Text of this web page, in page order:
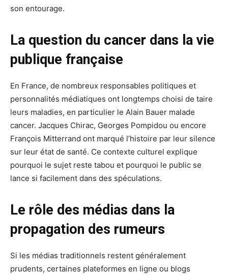
son entourage.
La question du cancer dans la vie
publique française
En France, de nombreux responsables politiques et
personnalités médiatiques ont longtemps choisi de taire
leurs maladies, en particulier le Alain Bauer malade
cancer. Jacques Chirac, Georges Pompidou ou encore
François Mitterrand ont marqué l’histoire par leur silence
sur leur état de santé. Ce contexte culturel explique
pourquoi le sujet reste tabou et pourquoi le public se
lance si facilement dans des spéculations.
Le rôle des médias dans la
propagation des rumeurs
Si les médias traditionnels restent généralement
prudents, certaines plateformes en ligne ou blogs